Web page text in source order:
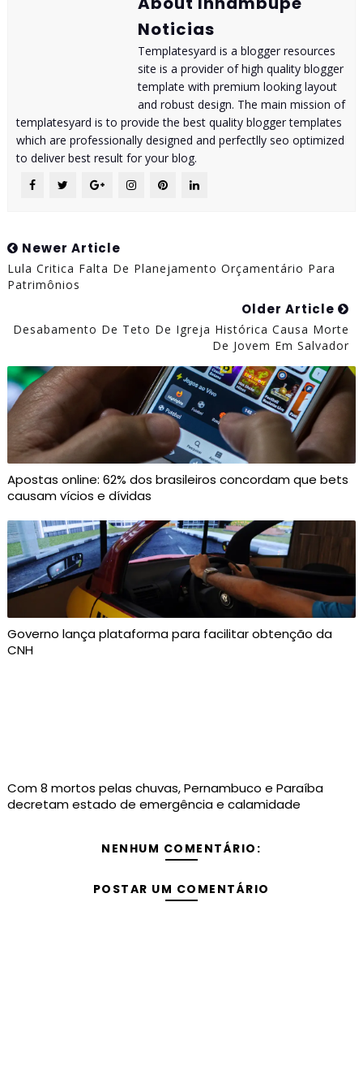
Noticias
Templatesyard is a blogger resources
site is a provider of high quality blogger
template with premium looking layout
and robust design. The main mission of
templatesyard is to provide the best quality blogger templates
which are professionally designed and perfectlly seo optimized
to deliver best result for your blog.
Newer Article
Lula Critica Falta De Planejamento Orçamentário Para
Patrimônios
Older Article
Desabamento De Teto De Igreja Histórica Causa Morte
De Jovem Em Salvador
Apostas online: 62% dos brasileiros concordam que bets
causam vícios e dívidas
Governo lança plataforma para facilitar obtenção da
CNH
Com 8 mortos pelas chuvas, Pernambuco e Paraíba
decretam estado de emergência e calamidade
NENHUM COMENTÁRIO:
POSTAR UM COMENTÁRIO